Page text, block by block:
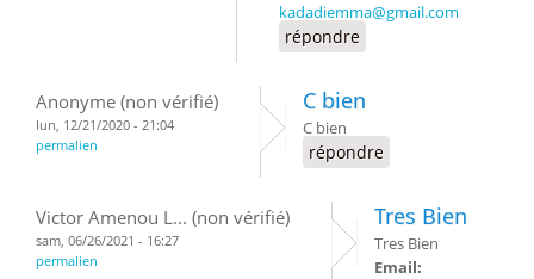
kadadiemma@gmail.com
répondre
Anonyme (non vérifié)
lun, 12/21/2020 - 21:04
permalien
C bien
C bien
répondre
Victor Amenou L... (non vérifié)
sam, 06/26/2021 - 16:27
permalien
Tres Bien
Tres Bien
Email: